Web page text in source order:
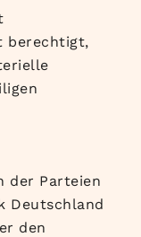
berechtigt,
der Parteien
Deutschland
den